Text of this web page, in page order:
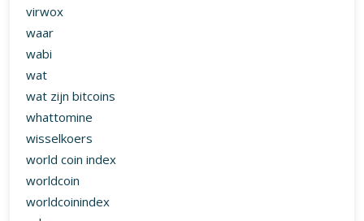
virwox
waar
wabi
wat
wat zijn bitcoins
whattomine
wisselkoers
world coin index
worldcoin
worldcoinindex